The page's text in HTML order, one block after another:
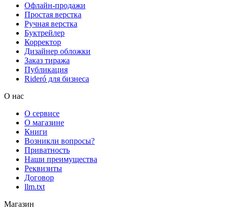
Офлайн-продажи
Простая верстка
Ручная верстка
Буктрейлер
Корректор
Дизайнер обложки
Заказ тиража
Публикация
Rideró для бизнеса
О нас
О сервисе
О магазине
Книги
Возникли вопросы?
Приватность
Наши преимущества
Реквизиты
Договор
llm.txt
Магазин